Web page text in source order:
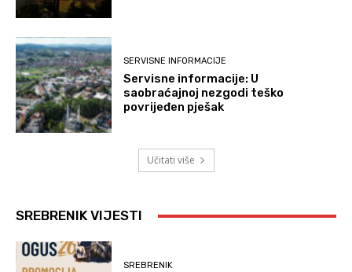
SERVISNE INFORMACIJE
Servisne informacije: U
saobraćajnoj nezgodi teško
povrijeđen pješak
Učitati više
SREBRENIK VIJESTI
SREBRENIK